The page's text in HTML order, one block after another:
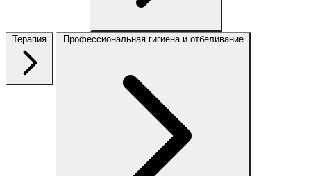
Терапия Профессиональная гигиена и отбеливание